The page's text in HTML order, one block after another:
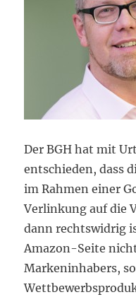
Der BGH hat mit
entschieden, dass
im Rahmen einer
Verlinkung auf die
dann rechtswidrig
Amazon-Seite
Markeninhabers,